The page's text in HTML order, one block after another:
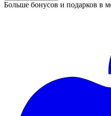
Больше бонусов и подарков в